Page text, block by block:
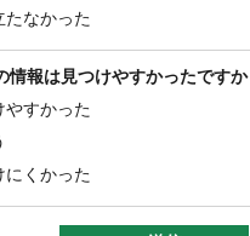
たなかった
情報は見つけやすかったですか
やすかった
にくかった